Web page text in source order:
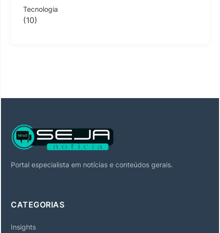
Tecnologia
(10)
Portal especialista em notícias e conteúdos gerais.
CATEGORIAS
Insights